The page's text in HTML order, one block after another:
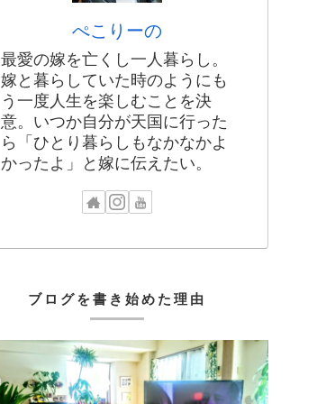
ぺこりーの
最愛の嫁を亡くし一人暮らし。
嫁と暮らしていた時のようにも
う一度人生を楽しむことを決
意。いつか自分が天国に行った
ら「ひとり暮らしもなかなかよ
かったよ」と嫁に伝えたい。
ブログを書き始めた理由